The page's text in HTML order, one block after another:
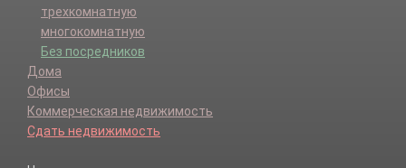
трехкомнатную
многокомнатную
Без посредников
Дома
Офисы
Коммерческая недвижимость
Сдать недвижимость